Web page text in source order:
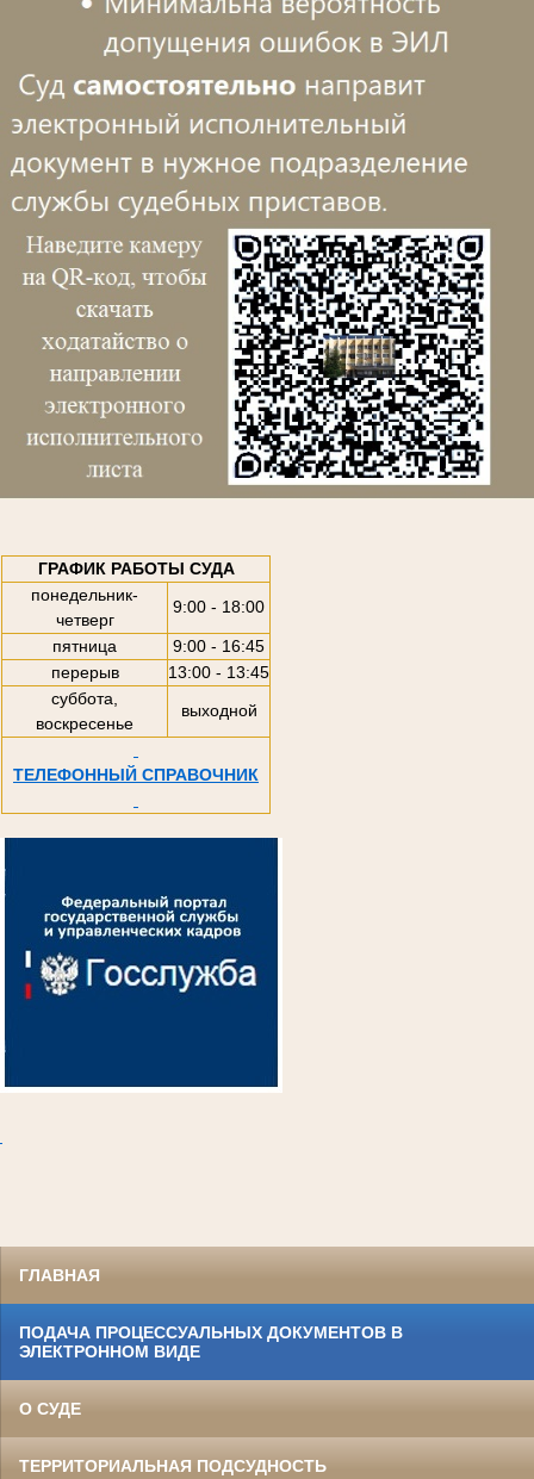
ГРАФИК РАБОТЫ СУДА
понедельник-
четверг
9:00 - 18:00
пятница
9:00 - 16:45
перерыв
13:00 - 13:45
суббота,
воскресенье
выходной
ТЕЛЕФОННЫЙ СПРАВОЧНИК
ГЛАВНАЯ
ПОДАЧА ПРОЦЕССУАЛЬНЫХ ДОКУМЕНТОВ В
ЭЛЕКТРОННОМ ВИДЕ
О СУДЕ
ТЕРРИТОРИАЛЬНАЯ ПОДСУДНОСТЬ